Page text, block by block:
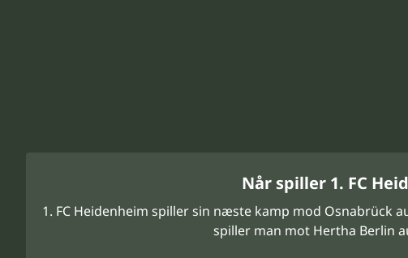
Når spiller 1. FC
1. FC Heidenheim spiller sin næste kamp mod Osnabrück
spiller man mot Hertha Berlin